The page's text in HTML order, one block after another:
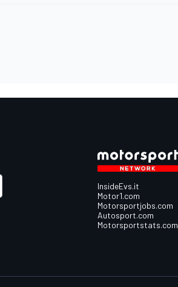
InsideEvs.it
Motor1.com
Motorsportjobs.com
Autosport.com
Motorsportstats.com